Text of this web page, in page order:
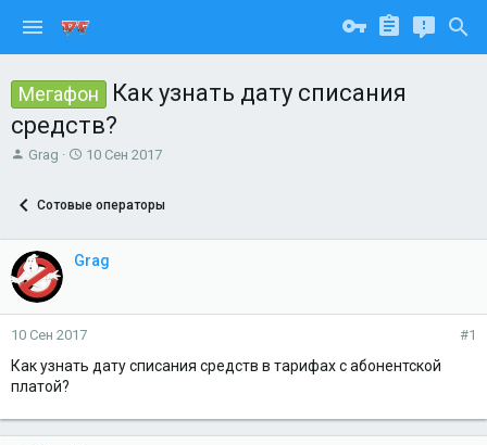
Мегафон
Как узнать дату списания
средств?
А
о
т
е
м
ы
Grag
Д
а
ч
л
а
10 Сен 2017
Сотовые операторы
Grag
10 Сен 2017 #1
Как узнать дату списания средств в тарифах с абонентской
платой?